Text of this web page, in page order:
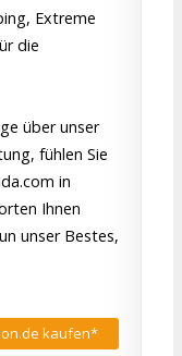
Extreme
die
über unser
fühlen Sie
in
Ihnen
unser Bestes,
kaufen*